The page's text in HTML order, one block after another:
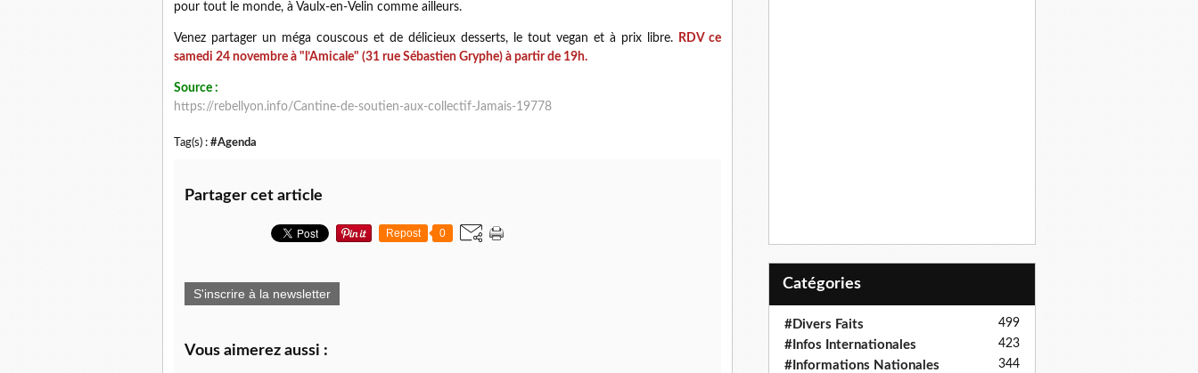
pour tout le monde, à Vaulx-en-Velin comme ailleurs.
Venez partager un méga couscous et de délicieux desserts, le tout vegan et à prix libre.
RDV ce
samedi 24 novembre à "l’Amicale" (31 rue Sébastien Gryphe) à partir de 19h.
Source :
https://rebellyon.info/Cantine-de-soutien-aux-collectif-Jamais-19778
Tag(s) : #Agenda
Partager cet article
Repost 0
S'inscrire à la newsletter
Vous aimerez aussi :
Catégories
#Divers Faits 499
#Infos Internationales 423
#Informations Nationales 344